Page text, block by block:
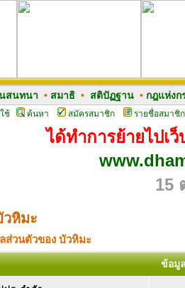
สนทนา • สมาธิ• สติปัฏฐาน• กฎแห่งก
ช้ ค้นหา สมัครสมาชิก รายชื่อสมาชิก
ได้ทำการย้ายไปเ
15
หิมะ
ส่วนตัวของ บัวหิมะ
ข้อมู